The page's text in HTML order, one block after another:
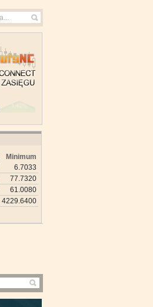
Minimum
6.7033
77.7320
61.0080
4229.6400